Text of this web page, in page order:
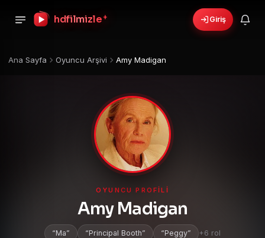
hdfilmizle + Giriş
Ana Sayfa Oyuncu Arşivi Amy Madigan
OYUNCU PROFILI
Amy Madigan
Ma Principal Booth Peggy +6 rol